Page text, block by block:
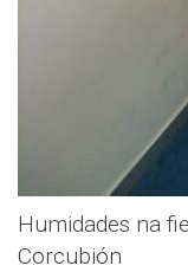
Humidades na
Corcubión